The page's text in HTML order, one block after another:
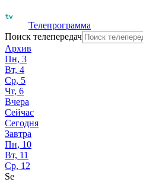
Телепрограмма
Поиск телепередач
Архив
Пн, 3
Вт, 4
Ср, 5
Чт, 6
Вчера
Сейчас
Сегодня
Завтра
Пн, 10
Вт, 11
Ср, 12
Se